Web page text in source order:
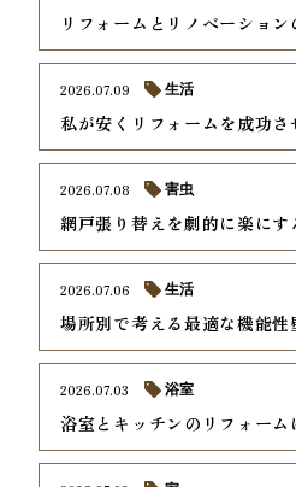
リフォームとリノベーショ
私が安くリフォームを成功さ
2026.07.09 生活
網戸張り替えを劇的に楽に
2026.07.08 害虫
場所別で考える最適な機能
2026.07.06 生活
浴室とキッチンのリフォー
2026.07.03 浴室